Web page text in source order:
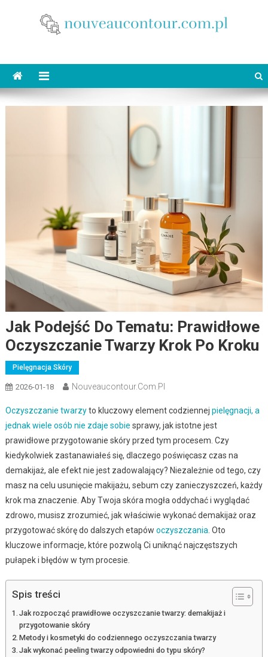
Jak Podejść Do Tematu: Prawidłowe
Oczyszczanie Twarzy Krok Po Kroku
Pielęgnacja Skóry
2026-01-18 Nouveaucontour.com.pl
Oczyszczanie twarzyto kluczowy element codziennej pielęgnacji, a
jednak wiele osób nie zdaje sobie sprawy, jak istotne jest
prawidłowe przygotowanie skóry przed tym procesem. Czy
kiedykolwiek zastanawiałeś się, dlaczego poświęcasz czas na
demakijaż, ale efekt nie jest zadowalający? Niezależnie od tego, czy
masz na celu usunięcie makijażu, sebum czy zanieczyszczeń, każdy
krok ma znaczenie. Aby Twoja skóra mogła oddychać i wyglądać
zdrowo, musisz zrozumieć, jak właściwie wykonać demakijaż oraz
przygotować skórę do dalszych etapów oczyszczania . Oto
kluczowe informacje, które pozwolą Ci uniknąć najczęstszych
pułapek i błędów w tym procesie.
Spis treści
Jak rozpocząć prawidłowe oczyszczanie twarzy: demakijaż i
przygotowanie skóry
Metody i kosmetyki do codziennego oczyszczania twarzy
Jak wykonać peeling twarzy odpowiedni do typu skóry?